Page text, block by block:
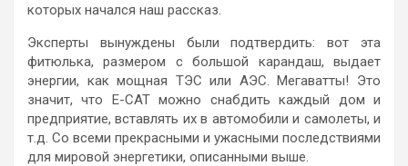
которых начался наш рассказ.
Эксперты вынуждены были подтвердить: вот эта
фитюлька, размером с большой карандаш, выдает
энергии, как мощная ТЭС или АЭС. Мегаватты! Это
значит, что Е-САТ можно снабдить каждый дом и
предприятие, вставлять их в автомобили и самолеты, и
т.д. Со всеми прекрасными и ужасными последствиями
для мировой энергетики, описанными выше.